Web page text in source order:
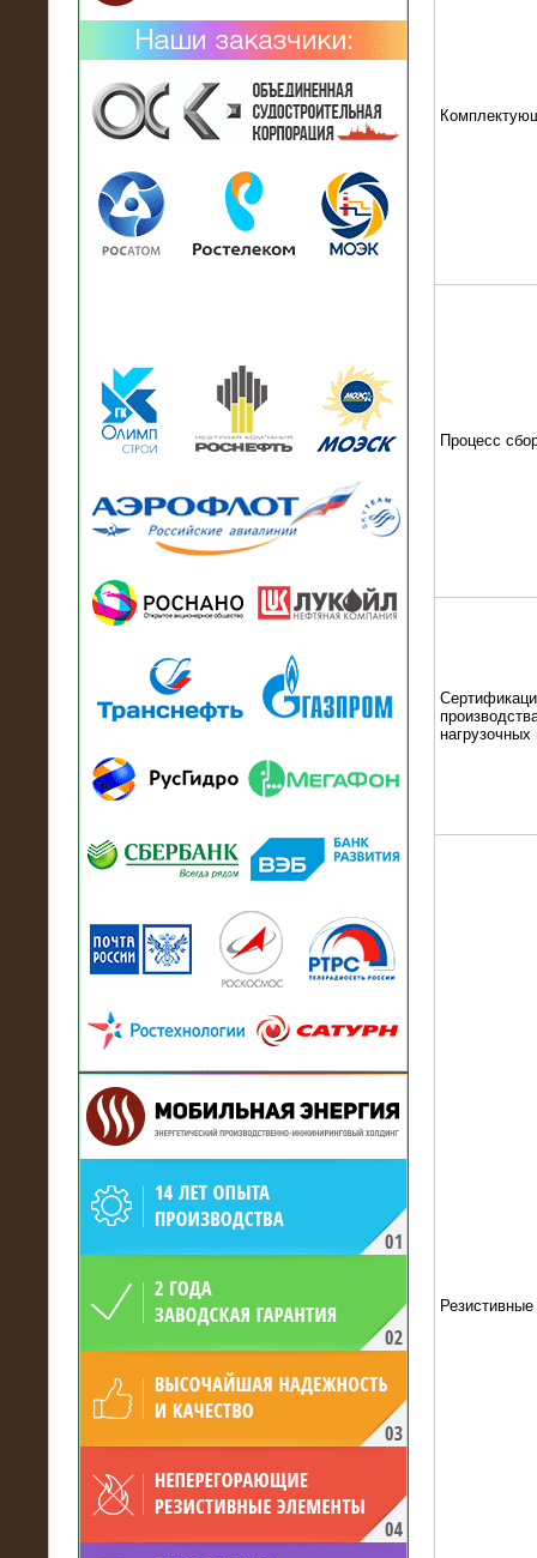
02.02.2019
Нагрузочный комплекс 26 МВт (10
кВ) поставлен в аренду на
13.07.2018
модуль в контейнере 2700 кВА на
Балтийский завод
Активно-реактивные нагрузочные
модули 15 МВт (21,5 МВА) На Кубок
конфедераций
произведён высоковольтный
нагрузочный комплекс 24 МВт с
напряжением 6/10 кВ
Процесс